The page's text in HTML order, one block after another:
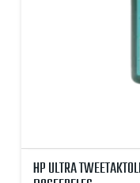
HP ULTRA